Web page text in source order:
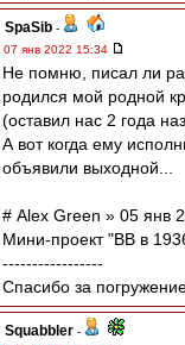
SpaSib -
07 янв 2022 15:34
Не помню, писал ли
родился мой родной
(оставил нас 2 года
А вот когда ему
объявили выходной...
# Alex Green » 05 янв
Мини-проект "ВВ в
-----------------
Спасибо за
Squabbler -